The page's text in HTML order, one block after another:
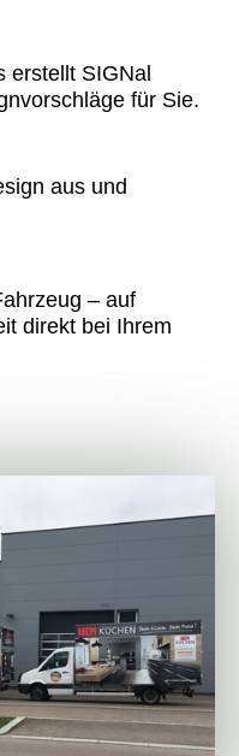
erstellt SIGNal
für Sie.
aus und
– auf
direkt bei Ihrem